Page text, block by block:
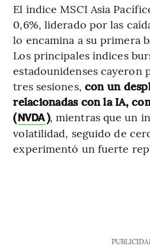
El índice MSCI Asia
0,6%, liderado por las
lo encamina a su primera
Los principales índices
estadounidenses cayeron
tres sesiones, con un
relacionadas con la IA,
(NVDA), mientras que un
volatilidad, seguido de
experimentó un fuerte